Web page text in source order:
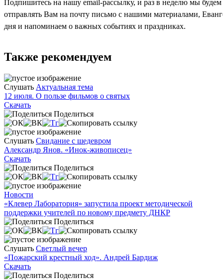
Подпишитесь на нашу email-рассылку, и раз в неделю мы будем
отправлять Вам на почту письмо с нашими материалами,
дня и напоминаем о важных событиях и праздниках.
Также рекомендуем
Слушать Актуальная тема
12 июля. О пользе фильмов о святых
Скачать
Поделиться
Слушать Свидание с шедевром
Александр Янов. «Инок-живописец»
Скачать
Поделиться
Новости
«Клевер Лаборатория» запустила проект методической
поддержки учителей по новому предмету ДНКР
Поделиться
Слушать Светлый вечер
«Пожарский крестный ход». Андрей Бардиж
Скачать
Поделиться